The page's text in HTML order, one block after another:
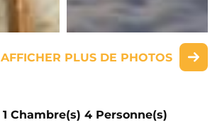
AFFICHER PLUS DE PHOTOS
1 Chambre(s) 4 Personne(s)